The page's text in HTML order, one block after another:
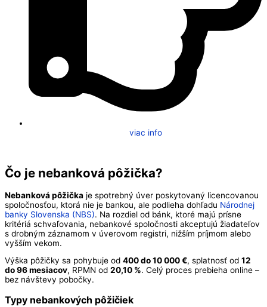
viac info
Čo je nebanková pôžička?
Nebanková pôžička je spotrebný úver poskytovaný licencovanou
spoločnosťou, ktorá nie je bankou, ale podlieha dohľadu Národnej
banky Slovenska (NBS). Na rozdiel od bánk, ktoré majú prísne
kritériá schvaľovania, nebankové spoločnosti akceptujú žiadateľov
s drobným záznamom v úverovom registri, nižším príjmom alebo
vyšším vekom.
Výška pôžičky sa pohybuje od 400 do 10 000 €, splatnosť od 12
do 96 mesiacov, RPMN od 20,10 %. Celý proces prebieha online –
bez návštevy pobočky.
Typy nebankových pôžičiek